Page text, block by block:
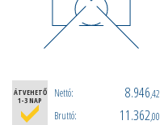
ÁTVEHETŐ
1-3 NAP
Nettó: 8.946,42
Bruttó: 11.362,00